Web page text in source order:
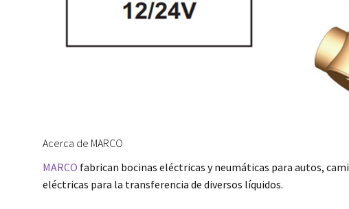
Acerca de MARCO
MARCO fabrican bocinas eléctricas y neumáticas para autos,
eléctricas para la transferencia de diversos líquidos.